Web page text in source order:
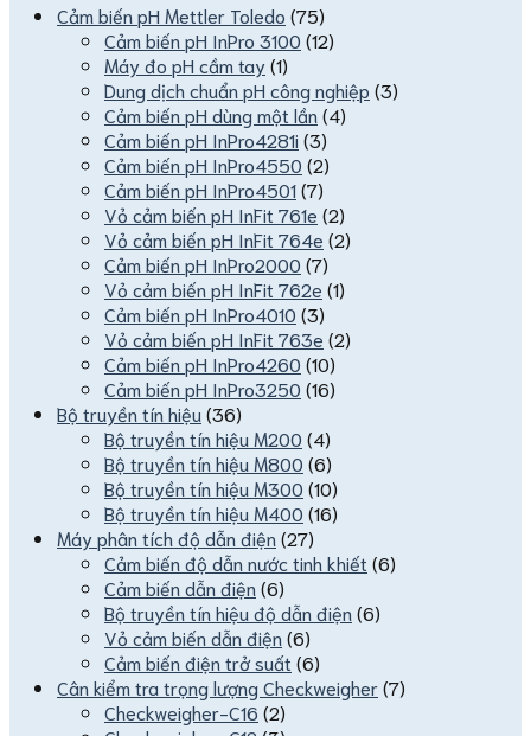
Cảm biến pH Mettler Toledo (75)
Cảm biến pH InPro 3100 (12)
Máy đo pH cầm tay(1)
Dung dịch chuẩn pH công nghiệp (3)
Cảm biến pH dùng một lần (4)
Cảm biến pH InPro4281i (3)
Cảm biến pH InPro4550 (2)
Cảm biến pH InPro4501(7)
Vỏ cảm biến pH InFit 761e (2)
Vỏ cảm biến pH InFit 764e (2)
Cảm biến pH InPro2000 (7)
Vỏ cảm biến pH InFit 762e (1)
Cảm biến pH InPro4010 (3)
Vỏ cảm biến pH InFit 763e (2)
Cảm biến pH InPro4260 (10)
Cảm biến pH InPro3250 (16)
Bộ truyền tín hiệu (36)
Bộ truyền tín hiệu M200 (4)
Bộ truyền tín hiệu M800 (6)
Bộ truyền tín hiệu M300 (10)
Bộ truyền tín hiệu M400 (16)
Máy phân tích độ dẫn điện (27)
Cảm biến độ dẫn nước tinh khiết (6)
Cảm biến dẫn điện (6)
Bộ truyền tín hiệu độ dẫn điện (6)
Vỏ cảm biến dẫn điện (6)
Cảm biến điện trở suất (6)
Cân kiểm tra trọng lượng Checkweigher(7)
Checkweigher-C16 (2)